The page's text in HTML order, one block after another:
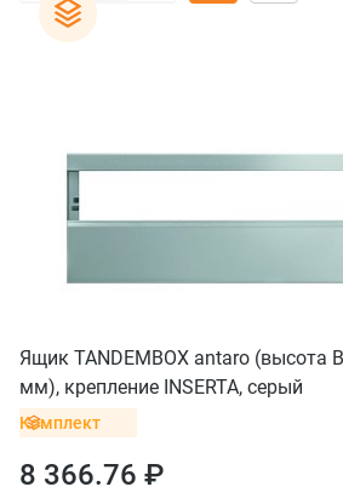
Ящик TANDEMBOX antaro (высота
мм), крепление INSERTA, серый
Комплект
8 366.76 ₽